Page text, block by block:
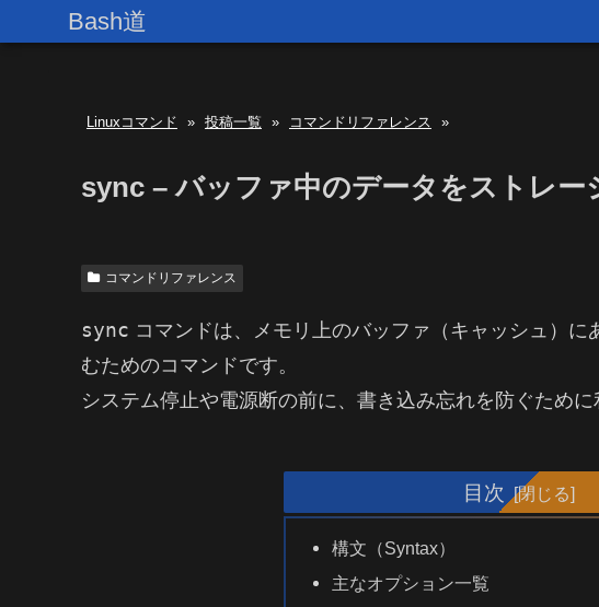
Bash道
Linuxコマンド » 投稿一覧 » コマンドリファレンス »
sync – バッファ中のデータをストレー
コマンドリファレンス
sync コマンドは、メモリ上のバッファ（キャッシュ）
むためのコマンドです。
システム停止や電源断の前に、書き込み忘れを防ぐために
目次
構文（Syntax）
主なオプション一覧